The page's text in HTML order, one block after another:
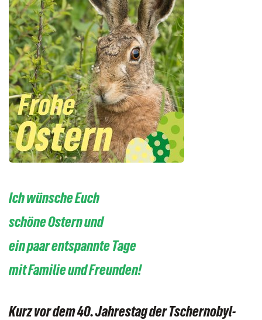
Ich wünsche Euch
schöne Ostern und
ein paar entspannte Tage
mit Familie und Freunden!
Kurz vor dem 40. Jahrestag der Tschernobyl-